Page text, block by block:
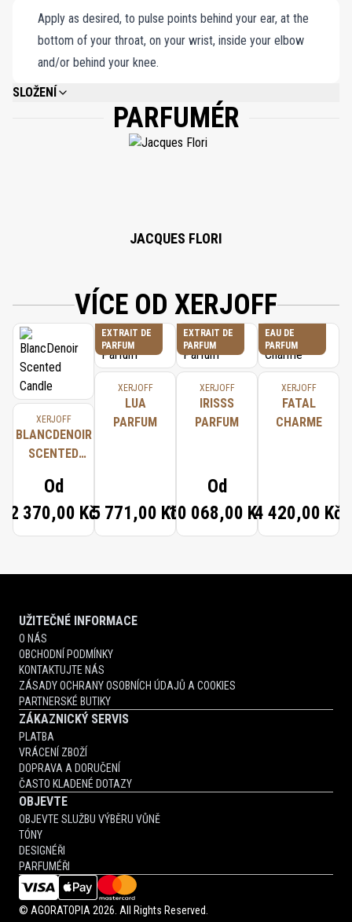
Apply as desired, to pulse points behind your ear, at the
bottom of your throat, on your wrist, inside your elbow
and/or behind your knee.
SLOŽENÍ
ALCOHOL DENAT., AQUA (WATER), PARFUM (FRAGRANCE), ALPHA-
ISOMETHYL IONONE, AMYL CINNAMAL, BENZYL ALCOHOL, BENZYL
BENZOATE, BENZYL CINNAMATE, BENZYL SALICYLATE, CINNAMYL
PARFUMÉR
JACQUES FLORI
VÍCE OD XERJOFF
XERJOFF
BLANCDENOIR
SCENTED
Od
2 370,00 Kč
EXTRAIT DE
PARFUM
XERJOFF
LUA
PARFUM
5 771,00 Kč
EXTRAIT DE
PARFUM
XERJOFF
IRISSS
PARFUM
Od
10 068,00 Kč
EAU DE
PARFUM
XERJOFF
FATAL
CHARME
4 420,00 Kč
UŽITEČNÉ INFORMACE
O NÁS
OBCHODNÍ PODMÍNKY
KONTAKTUJTE NÁS
ZÁSADY OCHRANY OSOBNÍCH ÚDAJŮ A COOKIES
PARTNERSKÉ BUTIKY
ZÁKAZNICKÝ SERVIS
PLATBA
VRÁCENÍ ZBOŽÍ
DOPRAVA A DORUČENÍ
ČASTO KLADENÉ DOTAZY
OBJEVTE
OBJEVTE SLUŽBU VÝBĚRU VŮNĚ
TÓNY
DESIGNÉŘI
PARFUMÉŘI
© AGORATOPIA 2026. All Rights Reserved.